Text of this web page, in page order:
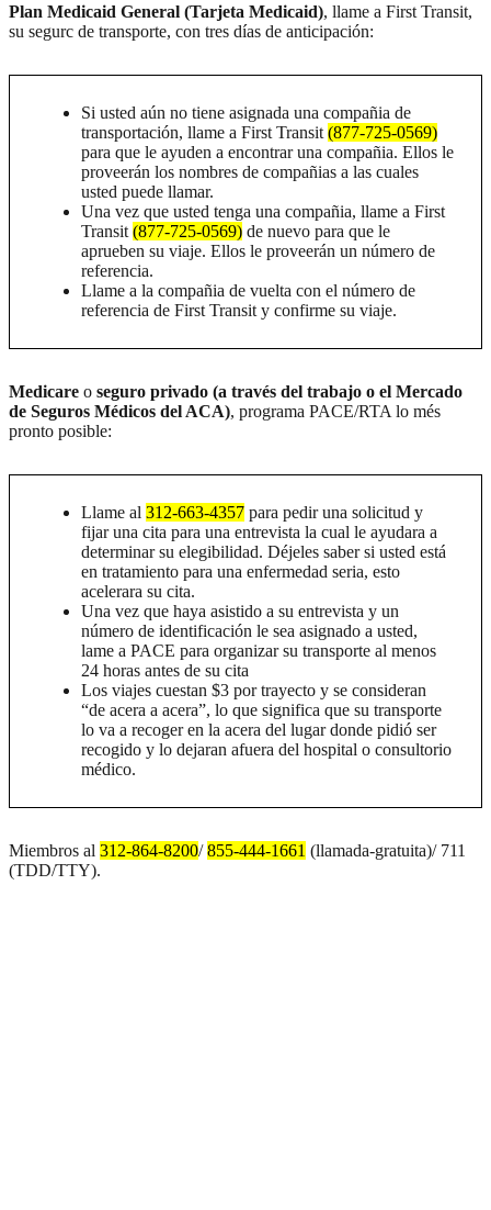
Plan Medicaid General (Tarjeta Medicaid), llame a First Transit,
su segurc de transporte, con tres días de anticipación:
Si usted aún no tiene asignada una compañia de
transportación, llame a First Transit (877-725-0569)
para que le ayuden a encontrar una compañia. Ellos le
proveerán los nombres de compañias a las cuales
usted puede llamar.
Una vez que usted tenga una compañia, llame a First
Transit (877-725-0569) de nuevo para que le
aprueben su viaje. Ellos le proveerán un número de
referencia.
Llame a la compañia de vuelta con el número de
referencia de First Transit y confirme su viaje.
Medicare o seguro privado (a través del trabajo o el Mercado
de Seguros Médicos del ACA), programa PACE/RTA lo més
pronto posible:
Llame al 312-663-4357 para pedir una solicitud y
fijar una cita para una entrevista la cual le ayudara a
determinar su elegibilidad. Déjeles saber si usted está
en tratamiento para una enfermedad seria, esto
acelerara su cita.
Una vez que haya asistido a su entrevista y un
número de identificación le sea asignado a usted,
lame a PACE para organizar su transporte al menos
24 horas antes de su cita
Los viajes cuestan $3 por trayecto y se consideran
“de acera a acera”, lo que significa que su transporte
lo va a recoger en la acera del lugar donde pidió ser
recogido y lo dejaran afuera del hospital o consultorio
médico.
Miembros al 312-864-8200/855-444-1661 (llamada-gratuita)/ 711
(TDD/TTY).